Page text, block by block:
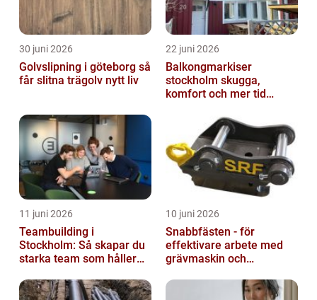
30 juni 2026
Golvslipning i göteborg så
får slitna trägolv nytt liv
22 juni 2026
Balkongmarkiser
stockholm skugga,
komfort och mer tid
11 juni 2026
Teambuilding i
Stockholm: Så skapar du
starka team som håller
10 juni 2026
Snabbfästen - för
effektivare arbete med
grävmaskin och